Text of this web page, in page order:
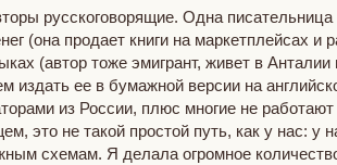
русскоговорящие. Одна писательница
(она продает книги на маркетплейсах
(автор тоже эмигрант, живет в
ее в бумажной версии на
из России, плюс многие не
это не такой простой путь, как у нас: у
схемам. Я делала огромное